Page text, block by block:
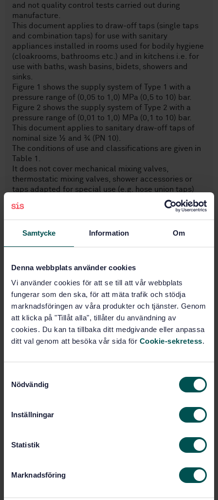
Samtycke Information Om
Denna webbplats använder cookies
Vi använder cookies för att se till att vår webbplats
fungerar som den ska, för att mäta trafik och stödja
marknadsföringen av våra produkter och tjänster. Genom
att klicka på "Tillåt alla", tillåter du användning av
cookies. Du kan ta tillbaka ditt medgivande eller anpassa
ditt val genom att besöka vår sida för Cookie-sekretess.
Nödvändig
Inställningar
Statistik
Marknadsföring
and not quality control tests carried out during
manufacture.
This document applies to draw-off taps (single taps
and combination taps) for use with sanitary
appliances installed in rooms used for bodily hygiene
(cloakrooms, bathrooms etc.) and in kitchens i.e. for
use with baths, wash basins, bidets, showers and
sinks.
Figure 1 shows the supply system of Type 1 with a
pressure range of (0,05 to 1,0) MPa (0,5 to 10) bar.
Figure 2 shows the supply system of Type 2 with a
pressure range of (0,01 to 1,0) MPa (0,1 to 10) bar.
This document applies to sanitary draw-off taps of
nominal size ½ and ¾ (PN 10).
The conditions of use and classifications are given in
Table 1.
It does not cover mechanical mixing valves,
thermostatic mixing valves, shower accessories or
taps adapted for special use (e.g. hose union taps)
Sanitet (91.140.70)
Köp denna standard
STANDARD
SVENSK STANDARD
Sanitetsarmaturer - Tappventiler och blandare (PN
10) - Allmänna krav
1 599 SEK
PDF
Fler alternativ
Produktinformation